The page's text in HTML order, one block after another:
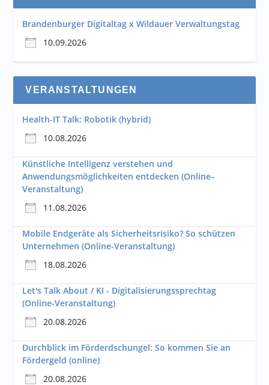
Brandenburger Digitaltag x Wildauer Verwaltungstag
10.09.2026
VERANSTALTUNGEN
Health-IT Talk: Robotik (hybrid)
10.08.2026
Künstliche Intelligenz verstehen und
Anwendungsmöglichkeiten entdecken (Online–
Veranstaltung)
11.08.2026
Mobile Endgeräte als Sicherheitsrisiko? So schützen
Unternehmen (Online-Veranstaltung)
18.08.2026
Let's Talk About / KI - Digitalisierungssprechtag
(Online-Veranstaltung)
20.08.2026
Durchblick im Förderdschungel: So kommen Sie an
Fördergeld (online)
20.08.2026